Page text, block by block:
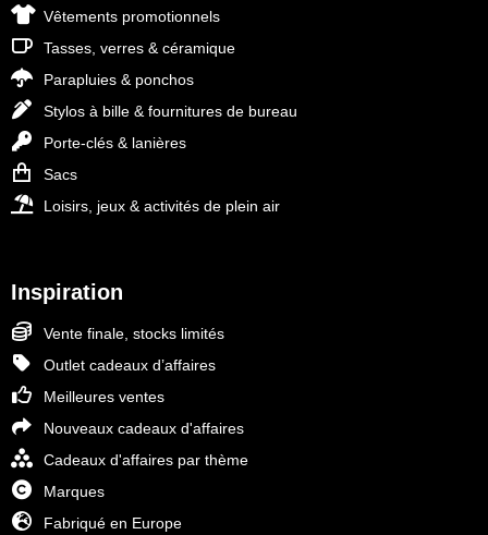
Vêtements promotionnels
Tasses, verres & céramique
Parapluies & ponchos
Stylos à bille & fournitures de bureau
Porte-clés & lanières
Sacs
Loisirs, jeux & activités de plein air
Inspiration
Vente finale, stocks limités
Outlet cadeaux d’affaires
Meilleures ventes
Nouveaux cadeaux d'affaires
Cadeaux d'affaires par thème
Marques
Fabriqué en Europe